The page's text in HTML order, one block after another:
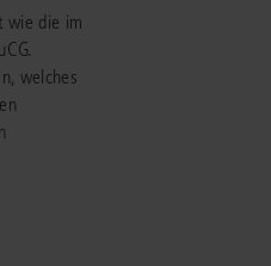
wie die im
welches